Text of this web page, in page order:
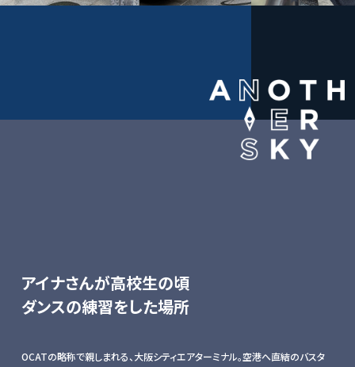
アイナさんが高校生の頃
ダンスの練習をした場所
OCATの略称で親しまれる、大阪シティエアターミナル。空港へ直結のバスタ